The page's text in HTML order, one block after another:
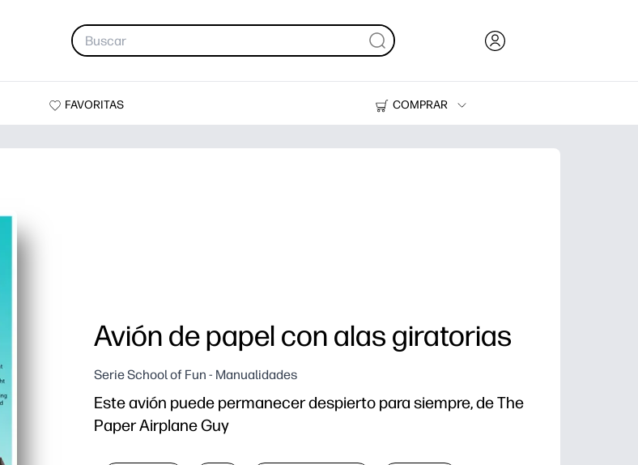
FAVORITAS
COMPRAR
Impresoras
Avión de papel con alas giratorias
Serie School of Fun - Manualidades
Este avión puede permanecer despierto para siempre, de The
Paper Airplane Guy